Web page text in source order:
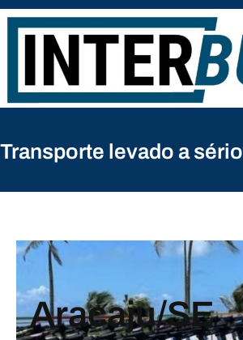
Pular
para
conteúdo
Transporte levado a sério
Aracaju/SE